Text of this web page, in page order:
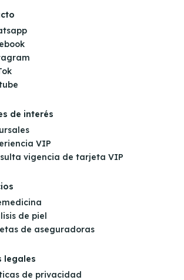
de interés
VIP
vigencia de tarjeta VIP
de piel
de aseguradoras
legales
de privacidad